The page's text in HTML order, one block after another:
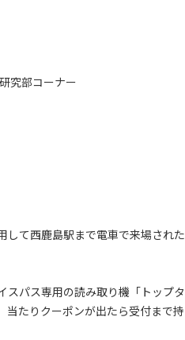
究部コーナー
て西鹿島駅まで電車で来場された
パス専用の読み取り機「トップタ
当たりクーポンが出たら受付まで持